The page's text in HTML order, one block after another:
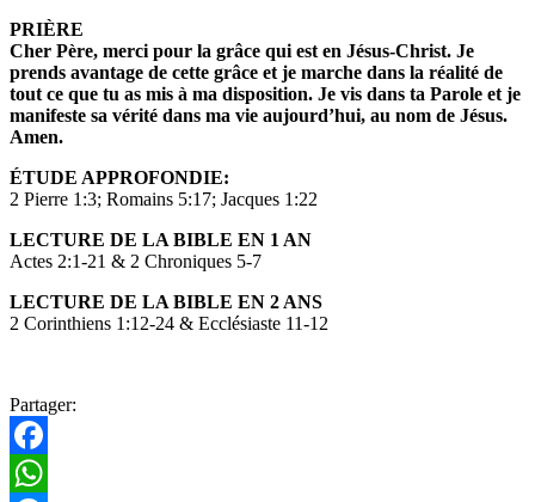
PRIÈRE
Cher Père, merci pour la grâce qui est en Jésus-Christ. Je
prends avantage de cette grâce et je marche dans la réalité de
tout ce que tu as mis à ma disposition. Je vis dans ta Parole et je
manifeste sa vérité dans ma vie aujourd’hui, au nom de Jésus.
Amen.
ÉTUDE APPROFONDIE:
2 Pierre 1:3; Romains 5:17; Jacques 1:22
LECTURE DE LA BIBLE EN 1 AN
Actes 2:1-21 & 2 Chroniques 5-7
LECTURE DE LA BIBLE EN 2 ANS
2 Corinthiens 1:12-24 & Ecclésiaste 11-12
Partager:
Facebook